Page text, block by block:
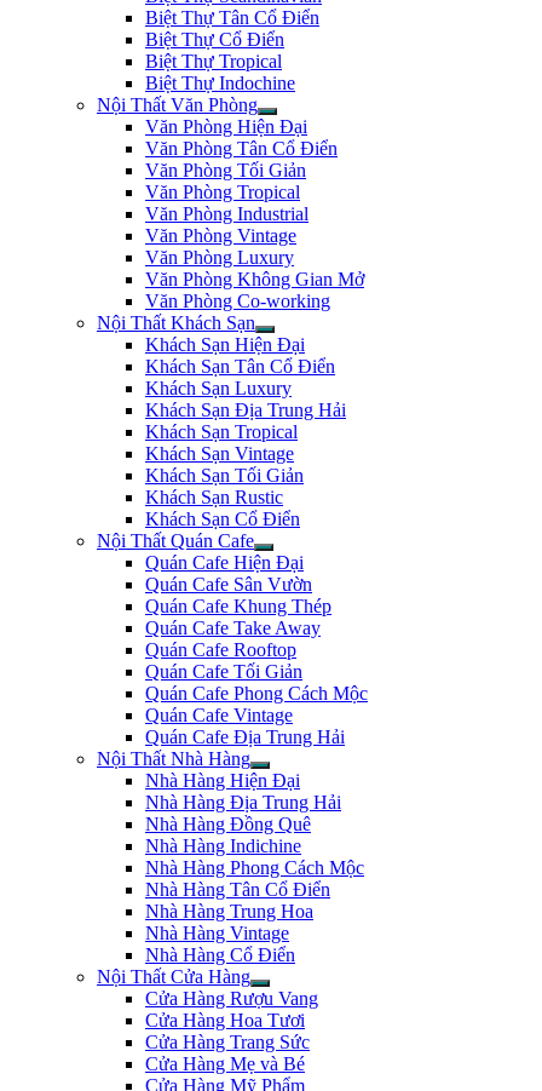
Biệt Thự Tân Cổ Điển
Biệt Thự Cổ Điển
Biệt Thự Tropical
Biệt Thự Indochine
Nội Thất Văn Phòng
Văn Phòng Hiện Đại
Văn Phòng Tân Cổ Điển
Văn Phòng Tối Giản
Văn Phòng Tropical
Văn Phòng Industrial
Văn Phòng Vintage
Văn Phòng Luxury
Văn Phòng Không Gian Mở
Văn Phòng Co-working
Nội Thất Khách Sạn
Khách Sạn Hiện Đại
Khách Sạn Tân Cổ Điển
Khách Sạn Luxury
Khách Sạn Địa Trung Hải
Khách Sạn Tropical
Khách Sạn Vintage
Khách Sạn Tối Giản
Khách Sạn Rustic
Khách Sạn Cổ Điển
Nội Thất Quán Cafe
Quán Cafe Hiện Đại
Quán Cafe Sân Vườn
Quán Cafe Khung Thép
Quán Cafe Take Away
Quán Cafe Rooftop
Quán Cafe Tối Giản
Quán Cafe Phong Cách Mộc
Quán Cafe Vintage
Quán Cafe Địa Trung Hải
Nội Thất Nhà Hàng
Nhà Hàng Hiện Đại
Nhà Hàng Địa Trung Hải
Nhà Hàng Đồng Quê
Nhà Hàng Indichine
Nhà Hàng Phong Cách Mộc
Nhà Hàng Tân Cổ Điển
Nhà Hàng Trung Hoa
Nhà Hàng Vintage
Nhà Hàng Cổ Điển
Nội Thất Cửa Hàng
Cửa Hàng Rượu Vang
Cửa Hàng Hoa Tươi
Cửa Hàng Trang Sức
Cửa Hàng Mẹ và Bé
Cửa Hàng Mỹ Phẩm